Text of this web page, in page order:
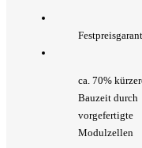
ca. 70%
Bauzeit durch
vorgefertigte
Modulzellen